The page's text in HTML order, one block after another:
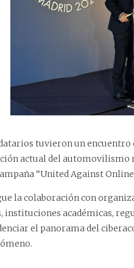
tuvieron un
actual del automovilismo
“United Against
la colaboración con
instituciones académicas,
el panorama del